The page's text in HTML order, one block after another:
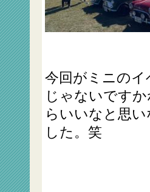
今回がミニの
じゃないです
らいいなと思
した。笑